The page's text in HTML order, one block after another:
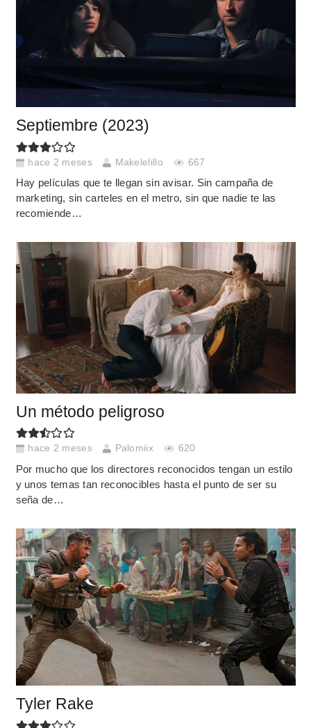
Septiembre (2023)
hace 2 meses Makelelillo 667
Hay películas que te llegan sin avisar. Sin campaña de
marketing, sin carteles en el metro, sin que nadie te las
recomiende…
Un método peligroso
hace 2 meses Palomiix 620
Por mucho que los directores reconocidos tengan un estilo
y unos temas tan reconocibles hasta el punto de ser su
seña de…
Tyler Rake